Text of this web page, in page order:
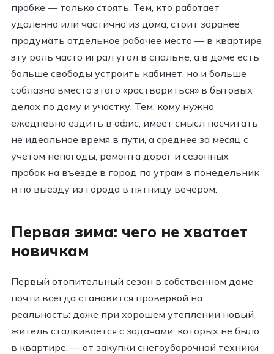
пробке — только стоять. Тем, кто работает
удалённо или частично из дома, стоит заранее
продумать отдельное рабочее место — в квартире
эту роль часто играл угол в спальне, а в доме есть
больше свободы устроить кабинет, но и больше
соблазна вместо этого «раствориться» в бытовых
делах по дому и участку. Тем, кому нужно
ежедневно ездить в офис, имеет смысл посчитать
не идеальное время в пути, а среднее за месяц с
учётом непогоды, ремонта дорог и сезонных
пробок на въезде в город по утрам в понедельник
и по выезду из города в пятницу вечером.
Первая зима: чего не хватает
новичкам
Первый отопительный сезон в собственном доме
почти всегда становится проверкой на
реальность: даже при хорошем утеплении новый
житель сталкивается с задачами, которых не было
в квартире, — от закупки снегоуборочной техники